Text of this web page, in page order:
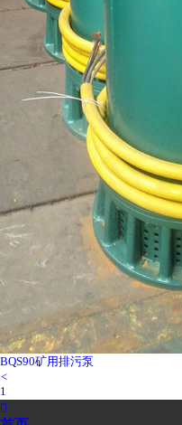
BQS90矿用排污泵
<
1
2
3
